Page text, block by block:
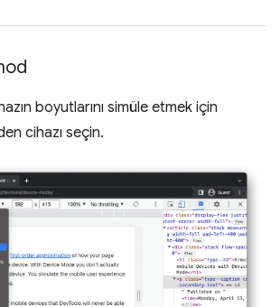
boyutlarını simüle etmek için
cihazı seçin.